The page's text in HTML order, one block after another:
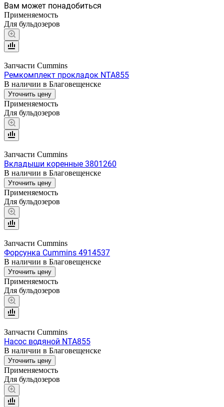
Вам может понадобиться
Применяемость
Для бульдозеров
Запчасти Cummins
Ремкомплект прокладок NTA855
В наличии в Благовещенске
Уточнить цену
Применяемость
Для бульдозеров
Запчасти Cummins
Вкладыши коренные 3801260
В наличии в Благовещенске
Уточнить цену
Применяемость
Для бульдозеров
Запчасти Cummins
Форсунка Cummins 4914537
В наличии в Благовещенске
Уточнить цену
Применяемость
Для бульдозеров
Запчасти Cummins
Насос водяной NTA855
В наличии в Благовещенске
Уточнить цену
Применяемость
Для бульдозеров